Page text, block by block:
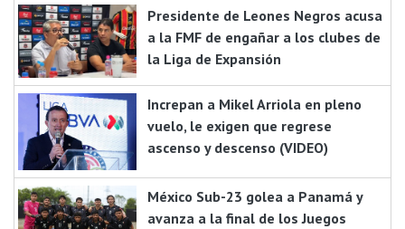
Presidente de Leones Negros acusa
a la FMF de engañar a los clubes de
la Liga de Expansión
Increpan a Mikel Arriola en pleno
vuelo, le exigen que regrese
ascenso y descenso (VIDEO)
México Sub-23 golea a Panamá y
avanza a la final de los Juegos